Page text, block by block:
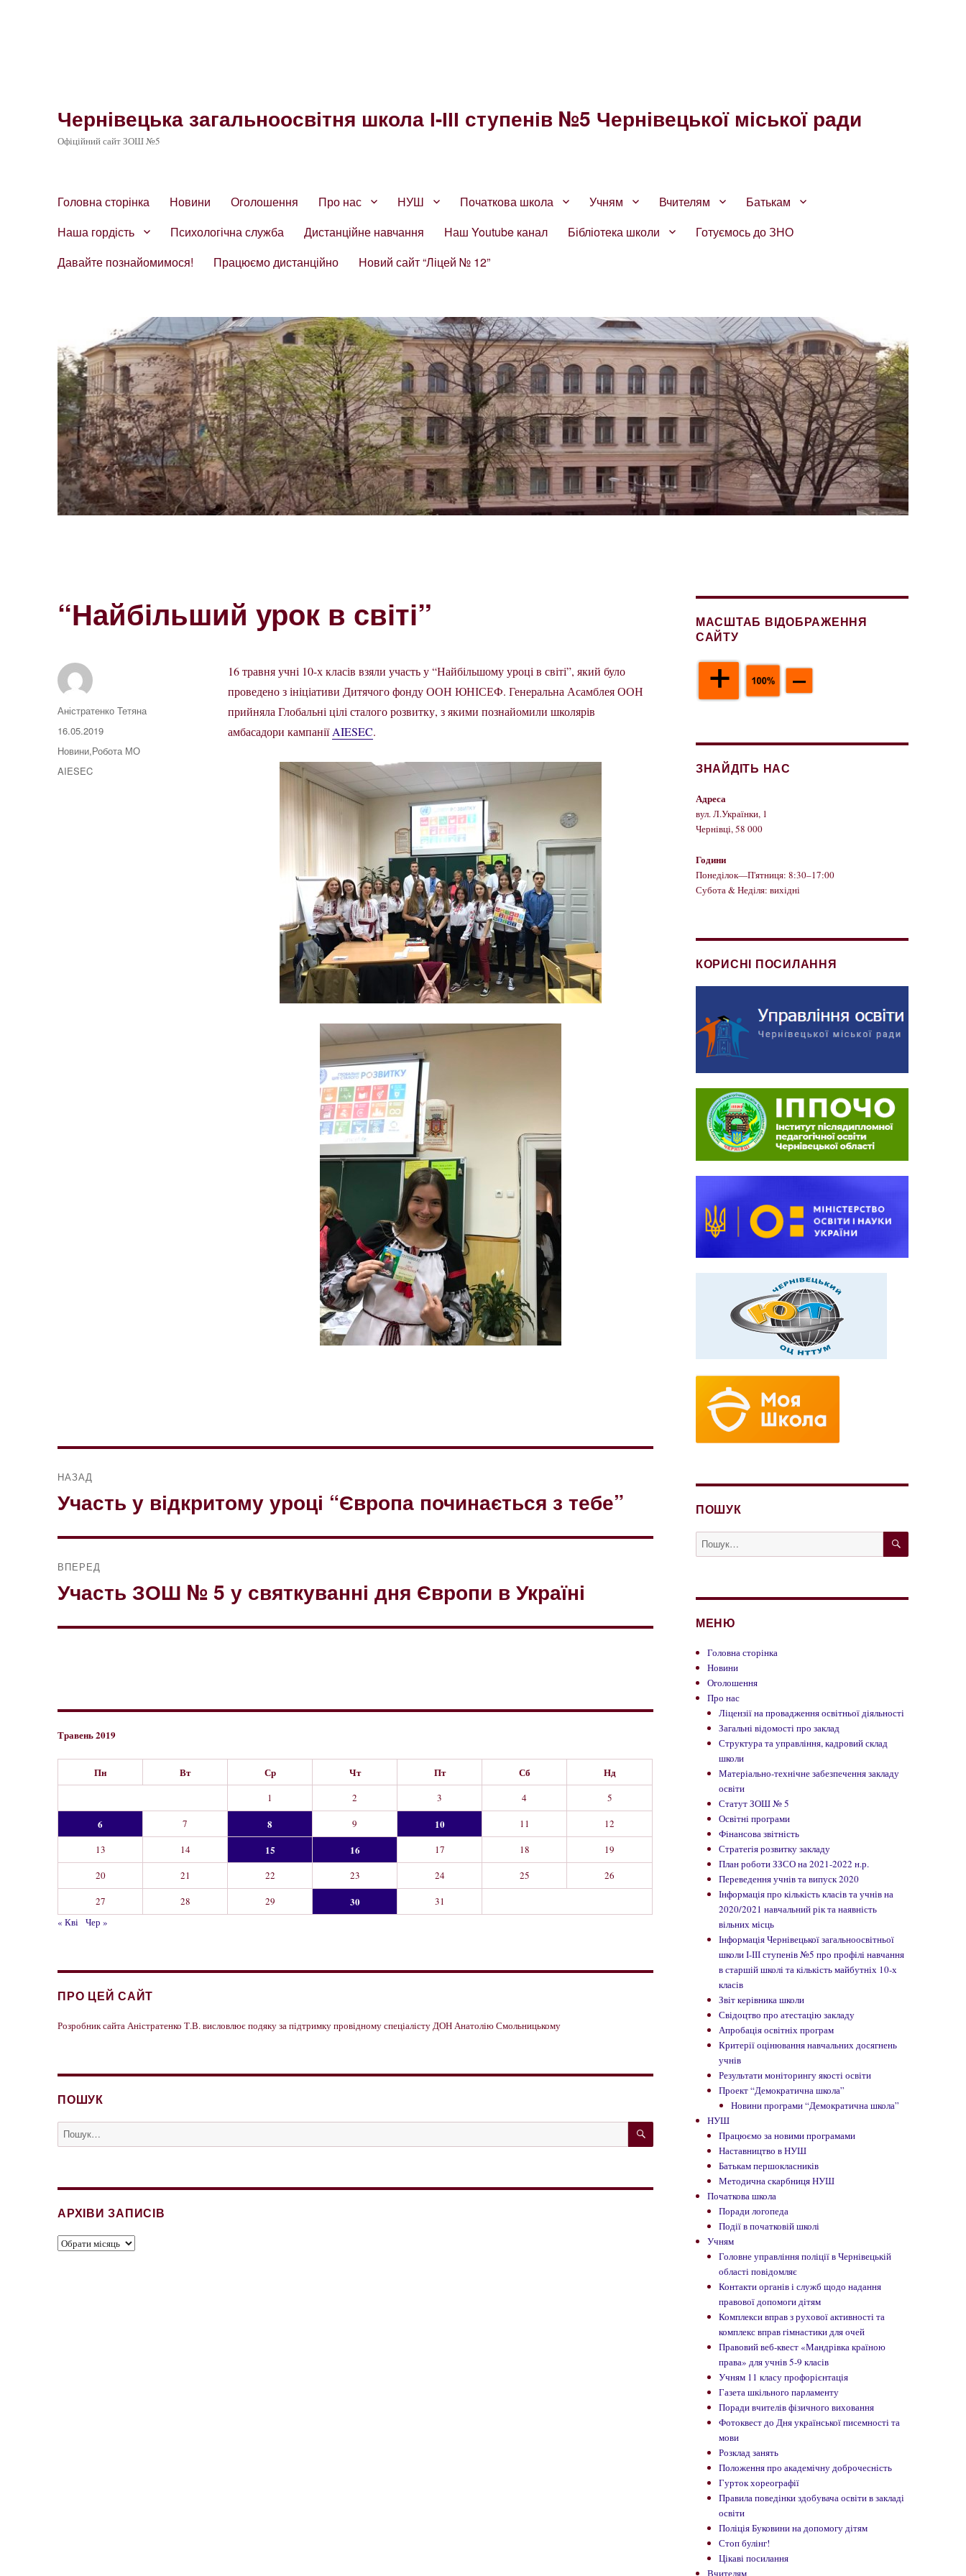
Чернівецька загальноосвітня школа І-ІІІ ступенів №5 Чернівецької міської ради
Офіційний сайт ЗОШ №5
Головна сторінка Новини Оголошення Про нас НУШ Початкова школа Учням Вчителям
Батькам
Наша гордість
Психологічна служба Дистанційне навчання Наш Youtube канал Бібліотека школи
Готуємось до ЗНО
Давайте познайомимося!
Працюємо дистанційно Новий сайт “Ліцей № 12”
“Найбільший урок в світі”
16 травня учні 10-х класів взяли участь у “Найбільшому уроці в світі”, який було
проведено з ініціативи Дитячого фонду ООН ЮНІСЕФ. Генеральна Асамблея ООН
прийняла Глобальні цілі сталого розвитку, з якими познайомили школярів
амбасадори кампаніїAIESEC.
Автор
Аністратенко Тетяна
Оприлюднено
16.05.2019
Категорії
Новини,Робота МО
Позначки
AIESEC
записів
НАЗАД
Попередній
Участь у відкритому уроці “Європа починається з тебе”
ВПЕРЕД
Наступний
Участь ЗОШ № 5 у святкуванні дня Європи в Україні
Травень 2019
Пн Вт Ср Чт Пт Сб Нд
1 2 3 4 5
6 7 8 9 10 11
12
13
14 15 16 17 18
19
20
21 22 23 24 25
26
27
28 29 30
31
« Кві Чер »
ПРО ЦЕЙ САЙТ
Розробник сайта Аністратенко Т.В. висловлює подяку за підтримку провідному спеціалісту ДОН Анатолію Смольницькому
ПОШУК
Пошук
за
ШУКАТИ
АРХІВИ ЗАПИСІВ
Архіви
МАСШТАБ ВІДОБРАЖЕННЯ
САЙТУ
ЗНАЙДІТЬ НАС
Адреса
вул. Л.Українки, 1
Чернівці, 58 000
Години
Понеділок—П'ятниця: 8:30–17:00
Субота & Неділя: вихідні
КОРИСНІ ПОСИЛАННЯ
ПОШУК
Пошук
за
ШУКАТИ
МЕНЮ
Головна сторінка
Новини
Оголошення
Про нас
Ліцензії на провадження освітньої діяльності
Загальні відомості про заклад
Структура та управління, кадровий склад
школи
Матеріально-технічне забезпечення закладу
освіти
Статут ЗОШ № 5
Освітні програми
Фінансова звітність
Стратегія розвитку закладу
План роботи ЗЗСО на 2021-2022 н.р.
Переведення учнів та випуск 2020
Інформація про кількість класів та учнів на
2020/2021 навчальний рік та наявність
вільних місць
Інформація Чернівецької загальноосвітньої
школи І-ІІІ ступенів №5 про профілі навчання
в старшій школі та кількість майбутніх 10-х
класів
Звіт керівника школи
Свідоцтво про атестацію закладу
Апробація освітніх програм
Критерії оцінювання навчальних досягнень
учнів
Результати моніторингу якості освіти
Проект “Демократична школа”
Новини програми “Демократична школа”
НУШ
Працюємо за новими програмами
Наставництво в НУШ
Батькам першокласників
Методична скарбниця НУШ
Початкова школа
Поради логопеда
Події в початковій школі
Учням
Головне управління поліції в Чернівецькій
області повідомляє
Контакти органів і служб щодо надання
правової допомоги дітям
Комплекси вправ з рухової активності та
комплекс вправ гімнастики для очей
Правовий веб-квест «Мандрівка країною
права» для учнів 5-9 класів
Учням 11 класу профорієнтація
Газета шкільного парламенту
Поради вчителів фізичного виховання
Фотоквест до Дня української писемності та
мови
Розклад занять
Положення про академічну доброчесність
Гурток хореографії
Правила поведінки здобувача освіти в закладі
освіти
Поліція Буковини на допомогу дітям
Стоп булінг!
Цікаві посилання